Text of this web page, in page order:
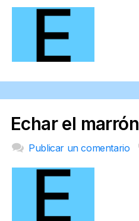
Echar el marrón
Publicar un comentario